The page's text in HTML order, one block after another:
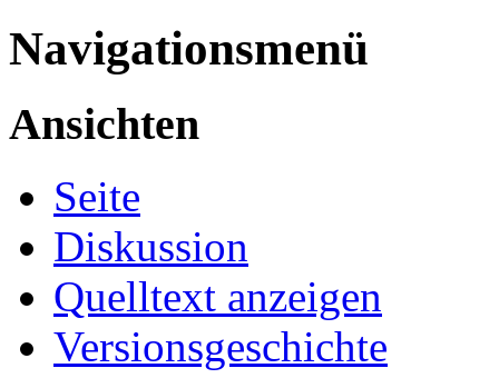
Navigationsmenü
Ansichten
Seite
Diskussion
Quelltext anzeigen
Versionsgeschichte